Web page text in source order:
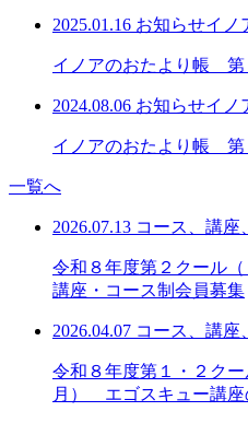
2025.01.16 お知らせイノ
イノアのおたより帳 第
2024.08.06 お知らせイノ
イノアのおたより帳 第
一覧へ
2026.07.13 コース、講座
令和８年度第２クール
講座・コース制会員募集
2026.04.07 コース、講座
令和８年度第１・２ク
月） エゴスキュー講座